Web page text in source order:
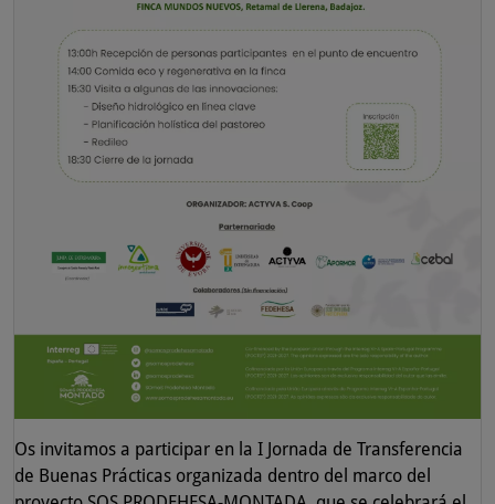
Os invitamos a participar en la I Jornada de Transferencia
de Buenas Prácticas organizada dentro del marco del